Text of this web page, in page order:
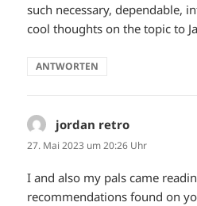
such necessary, dependable,
cool thoughts on the topic to
ANTWORTEN
jordan retro
27. Mai 2023 um 20:26 Uhr
I and also my pals came
recommendations found on